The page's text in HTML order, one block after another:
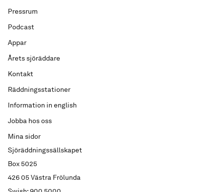
Sjöräddningssällskapet
Box 5025
426 05 Västra Frölunda
Pressrum
Podcast
Appar
Årets sjöräddare
Kontakt
Räddningsstationer
Information in english
Jobba hos oss
Mina sidor